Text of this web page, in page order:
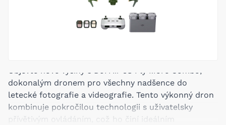
Objevte nové výšiny s DJI Air 3S Fly More Combo,
dokonalým dronem pro všechny nadšence do
letecké fotografie a videografie. Tento výkonný dron
kombinuje pokročilou technologii s uživatelsky
přívětivým ovládáním, což ho činí ideálním